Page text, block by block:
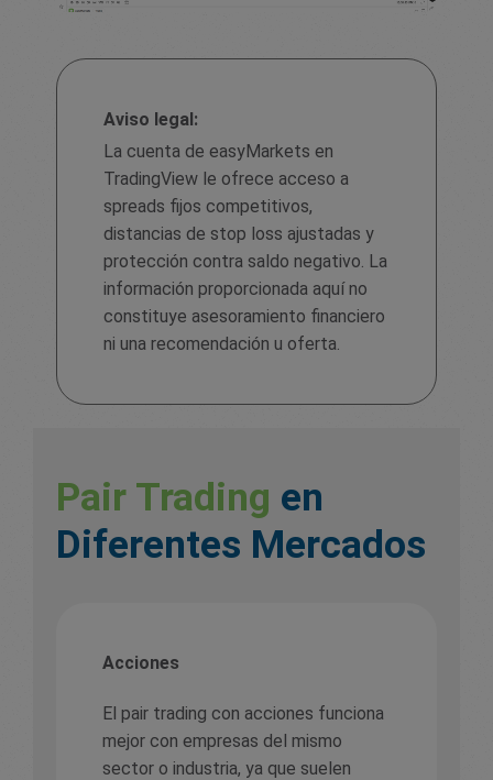
Aviso legal:
La cuenta de easyMarkets en
TradingView le ofrece acceso a
spreads fijos competitivos,
distancias de stop loss ajustadas y
protección contra saldo negativo. La
información proporcionada aquí no
constituye asesoramiento financiero
ni una recomendación u oferta.
Pair Trading en
Diferentes Mercados
Acciones
El pair trading con acciones funciona
mejor con empresas del mismo
sector o industria, ya que suelen